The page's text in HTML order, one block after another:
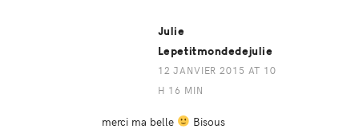
Julie
Lepetitmondedejulie
12 JANVIER 2015 AT 10
H 16 MIN
merci ma belle Bisous